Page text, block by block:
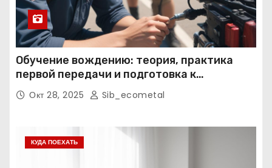
Обучение вождению: теория, практика
первой передачи и подготовка к
экзаменам
Окт 28, 2025 Sib_ecometal
КУДА ПОЕХАТЬ